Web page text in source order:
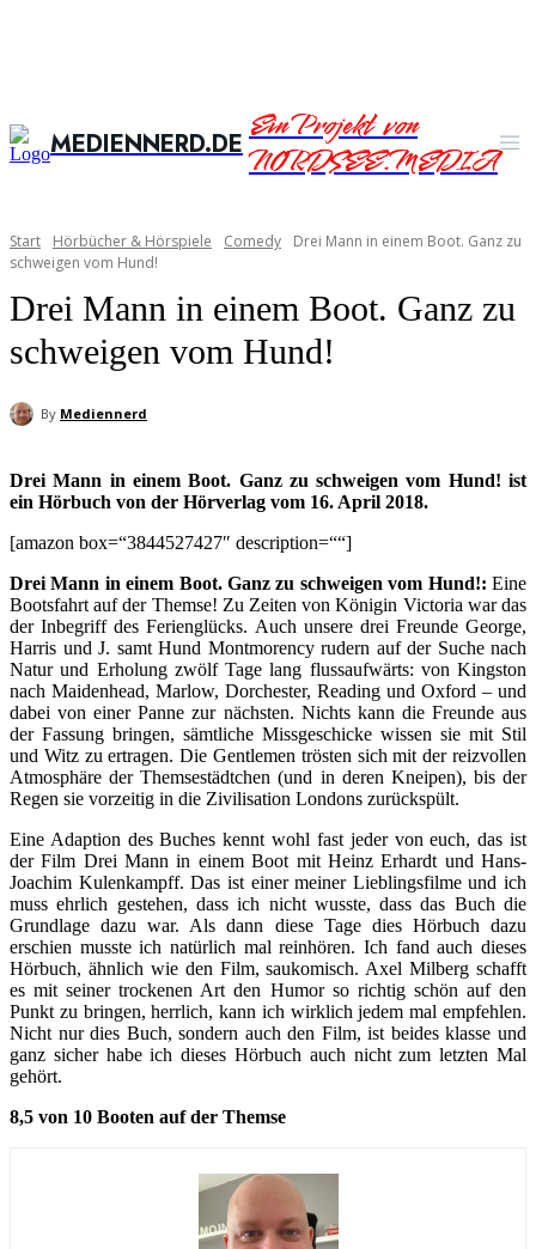
MEDIENNERD.DEEin Projekt von
NORDSEE.MEDIA
Start Hörbücher & Hörspiele Comedy
Drei Mann in einem Boot. Ganz zu
schweigen vom Hund!
Drei Mann in einem Boot. Ganz zu
schweigen vom Hund!
By Mediennerd
Drei Mann in einem Boot. Ganz zu schweigen vom Hund! ist
ein Hörbuch von der Hörverlag vom 16. April 2018.
[amazon box=“3844527427″ description=““]
Drei Mann in einem Boot. Ganz zu schweigen vom Hund!: Eine
Bootsfahrt auf der Themse! Zu Zeiten von Königin Victoria war das
der Inbegriff des Ferienglücks. Auch unsere drei Freunde George,
Harris und J. samt Hund Montmorency rudern auf der Suche nach
Natur und Erholung zwölf Tage lang flussaufwärts: von Kingston
nach Maidenhead, Marlow, Dorchester, Reading und Oxford – und
dabei von einer Panne zur nächsten. Nichts kann die Freunde aus
der Fassung bringen, sämtliche Missgeschicke wissen sie mit Stil
und Witz zu ertragen. Die Gentlemen trösten sich mit der reizvollen
Atmosphäre der Themsestädtchen (und in deren Kneipen), bis der
Regen sie vorzeitig in die Zivilisation Londons zurückspült.
Eine Adaption des Buches kennt wohl fast jeder von euch, das ist
der Film Drei Mann in einem Boot mit Heinz Erhardt und Hans-
Joachim Kulenkampff. Das ist einer meiner Lieblingsfilme und ich
muss ehrlich gestehen, dass ich nicht wusste, dass das Buch die
Grundlage dazu war. Als dann diese Tage dies Hörbuch dazu
erschien musste ich natürlich mal reinhören. Ich fand auch dieses
Hörbuch, ähnlich wie den Film, saukomisch. Axel Milberg schafft
es mit seiner trockenen Art den Humor so richtig schön auf den
Punkt zu bringen, herrlich, kann ich wirklich jedem mal empfehlen.
Nicht nur dies Buch, sondern auch den Film, ist beides klasse und
ganz sicher habe ich dieses Hörbuch auch nicht zum letzten Mal
gehört.
8,5 von 10 Booten auf der Themse